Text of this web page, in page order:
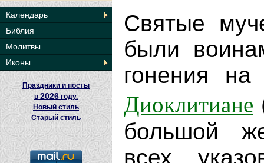
Календарь
Библия
Молитвы
Иконы
Праздники и посты
в 2026 году.
Новый стиль
Старый стиль
Святые
были
гонения на
Диоклитиане
большой
всех